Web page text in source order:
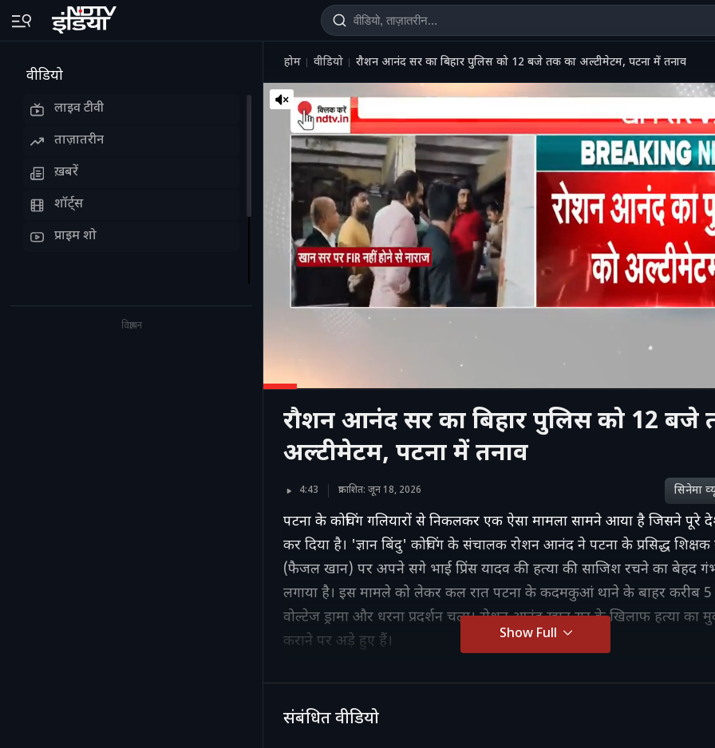
वीडियो
लाइव टीवी
ताज़ातरीन
ख़बरें
शॉर्ट्स
प्राइम शो
विज्ञापन
होम वीडियो रौशन आनंद सर का बिहार पुलिस को 12 बजे तक का अल्टीमेटम, पटना में तनाव
रौशन आनंद सर का बिहार पुलिस को 12 बजे
अल्टीमेटम, पटना में तनाव
4:43 प्रकाशित: जून 18, 2026 सिनेमा
पटना के कोचिंग गलियारों से निकलकर एक ऐसा मामला सामने आया है जिसने पूरे
कर दिया है। 'ज्ञान बिंदु' कोचिंग के संचालक रोशन आनंद ने पटना के प्रसिद्ध
(फैजल खान) पर अपने सगे भाई प्रिंस यादव की हत्या की साजिश रचने का बेहद
लगाया है। इस मामले को लेकर कल रात पटना के कदमकुआं थाने के बाहर करीब
वोल्टेज ड्रामा और धरना प्रदर्शन चला। रोशन आनंद खान सर के खिलाफ हत्या का
कराने पर अड़े हुए हैं।
Show Full
संबंधित वीडियो